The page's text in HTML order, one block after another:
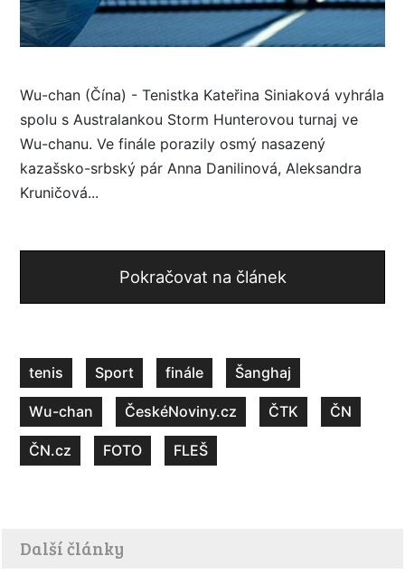
Wu-chan (Čína) - Tenistka Kateřina Siniaková vyhrála
spolu s Australankou Storm Hunterovou turnaj ve
Wu-chanu. Ve finále porazily osmý nasazený
kazašsko-srbský pár Anna Danilinová, Aleksandra
Kruničová...
Pokračovat na článek
tenis Sport finále Šanghaj
Wu-chan ČeskéNoviny.cz ČTK ČN
ČN.cz FOTO FLEŠ
Další články